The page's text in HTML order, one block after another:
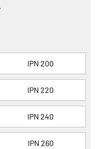
IPN 200
IPN 220
IPN 240
IPN 260